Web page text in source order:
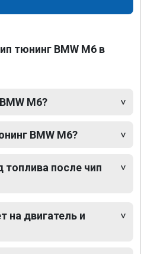
тюнинг BMW M6 в
M6?
BMW M6?
топлива после чип
на двигатель и